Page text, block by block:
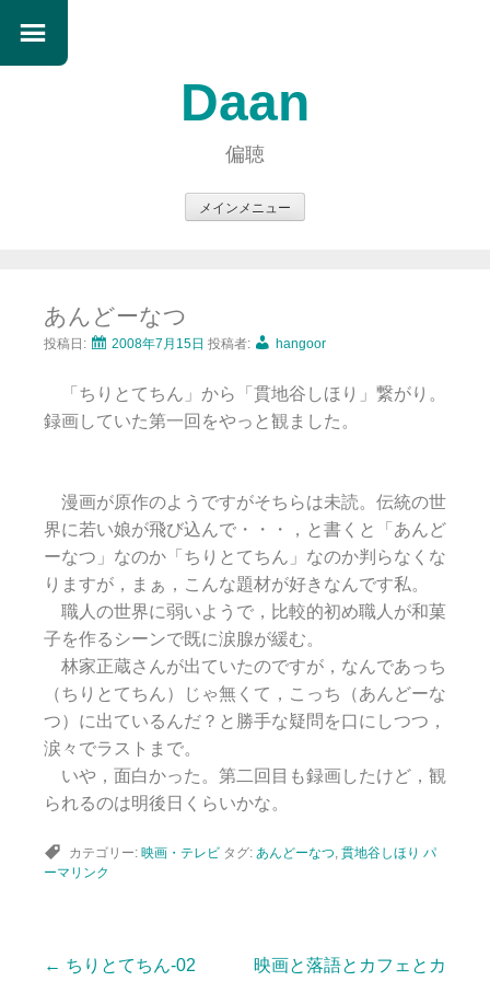
Daan
偏聴
メインメニュー
ン
ツ
キ
あんどーなつ
投稿日: 2008年7月15日 投稿者: hangoor
「ちりとてちん」から「貫地谷しほり」繋がり。
録画していた第一回をやっと観ました。
漫画が原作のようですがそちらは未読。伝統の世
界に若い娘が飛び込んで・・・，と書くと「あんど
ーなつ」なのか「ちりとてちん」なのか判らなくな
りますが，まぁ，こんな題材が好きなんです私。
職人の世界に弱いようで，比較的初め職人が和菓
子を作るシーンで既に涙腺が緩む。
林家正蔵さんが出ていたのですが，なんであっち
（ちりとてちん）じゃ無くて，こっち（あんどーな
つ）に出ているんだ？と勝手な疑問を口にしつつ，
涙々でラストまで。
いや，面白かった。第二回目も録画したけど，観
られるのは明後日くらいかな。
カテゴリー: 映画・テレビ タグ: あんどーなつ, 貫地谷しほり パ
ーマリンク
← ちりとてちん-02 映画と落語とカフェとカ